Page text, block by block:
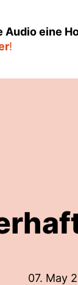
eine
!
07. May